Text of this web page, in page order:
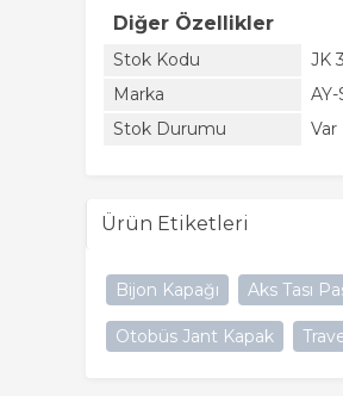
Diğer Özellikler
Stok Kodu
JK
Marka
AY-
Stok Durumu
Var
Ürün Etiketleri
Bijon Kapağı Aks Tası
Otobüs Jant Kapak